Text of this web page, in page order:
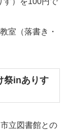
室（落書き・
祭inありす
立図書館との